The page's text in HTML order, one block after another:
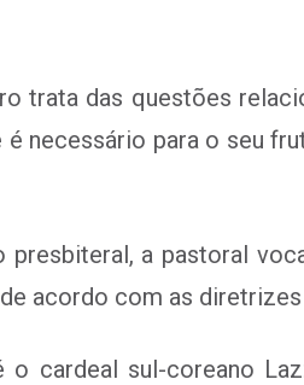
trata das questões
necessário para o seu
a pastoral
acordo com as
cardeal sul-coreano